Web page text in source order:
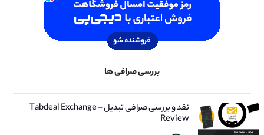
بررسی صرافی ها
نقد و بررسی صرافی تبدیل – Tabdeal Exchange
Review